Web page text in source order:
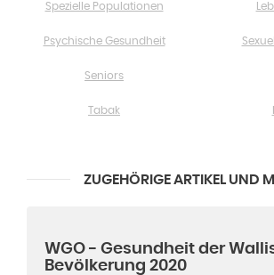
Spezielle Populationen
Psychische Gesundheit
Seniors
Tabak
ZUGEHÖRIGE ARTIKEL UND
WGO - Gesundheit der
Bevölkerung 2020